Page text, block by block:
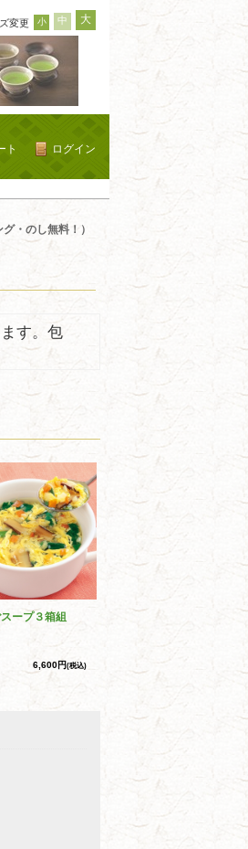
変更 小 中 大
ログイン
ト
・のし無料！）
す。包
ープ３箱組
6,600円(税込)